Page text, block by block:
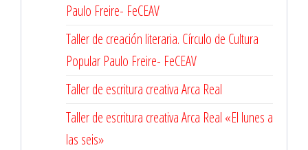
Paulo Freire- FeCEAV
Taller de creación literaria. Círculo de Cultura
Popular Paulo Freire- FeCEAV
Taller de escritura creativa Arca Real
Taller de escritura creativa Arca Real «El lunes a
las seis»